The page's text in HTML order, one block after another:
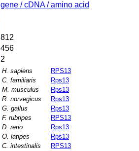
gene / cDNA / amino acid
812
456
2
H. sapiens
RPS13
C. familiaris
Rps13
M. musculus
Rps13
R. norvegicus
Rps13
G. gallus
Rps13
F. rubripes
RPS13
D. rerio
Rps13
O. latipes
Rps13
C. intestinalis
RPS13